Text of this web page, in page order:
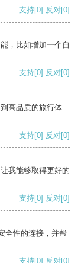
支持[0] 反对[0]
，比如增加一个自
支持[0] 反对[0]
高品质的旅行体
支持[0] 反对[0]
我能够取得更好的
支持[0] 反对[0]
全性的连接，并帮
支持[0] 反对[0]